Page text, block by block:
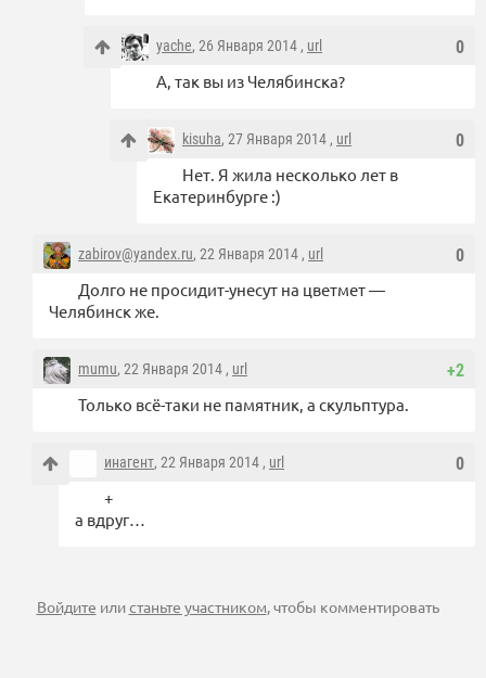
0
yache, 26 Января 2014 , url
А, так вы из Челябинска?
0
kisuha, 27 Января 2014 , url
Нет. Я жила несколько лет в
Екатеринбурге :)
0
zabirov@yandex.ru, 22 Января 2014 , url
Долго не просидит-унесут на цветмет —
Челябинск же.
+2
mumu, 22 Января 2014 , url
Только всё-таки не памятник, а скульптура.
0
инагент, 22 Января 2014 , url
+
а вдруг…
Войдите илистаньте участником, чтобы комментировать